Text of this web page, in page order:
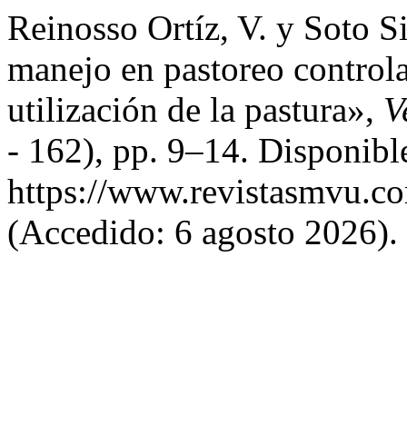
Reinosso Ortíz, V. y Soto
manejo en pastoreo
utilización de la pastura»,
- 162), pp. 9–14.
https://
(Accedido: 6 agosto 2026).